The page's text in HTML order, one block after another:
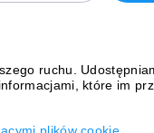
ruchu.
które im